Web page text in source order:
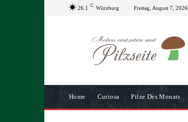
26.1 C Würzburg Freitag, August 7, 2026
Home Curiosa Pilze Des Monats